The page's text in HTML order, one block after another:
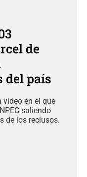
de
del país
video en el que
saliendo
de los reclusos.